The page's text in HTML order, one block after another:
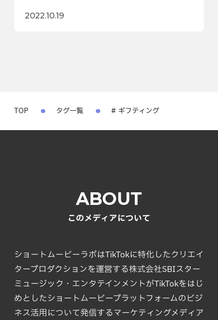
2022.10.19
TOP タグ一覧 # ギフティング
ABOUT
このメディアについて
ショートムービーラボはTikTokに特化したクリエイ
タープロダクションを運営する株式会社SBIスター
ミュージック・エンタテインメントがTikTokをはじ
めとしたショートムービープラットフォームのビジ
ネス活用について発信するマーケティングメディア